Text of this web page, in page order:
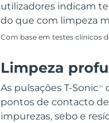
utilizadores indicam
do que com limpeza
Com base em testes clínicos
Limpeza
As pulsações T-SonicTM
pontos de contacto
impurezas, sebo e